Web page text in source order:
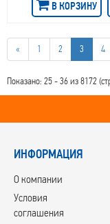
Replica Ford
Replica Hyundai
Replica Jac
RepliKey
Rial
RPLC
RW
Skad
Steger
SUNRISE GROUP
В КОРЗИНУ
« 1 2 3 4
Показано: 25 - 36 из 8172
ИНФОРМАЦИЯ
О компании
Условия
соглашения